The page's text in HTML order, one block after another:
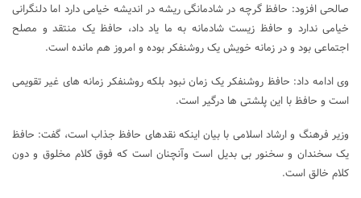
صالحی افزود: حافظ گرچه در شادمانگی ریشه در اندیشه خیامی دارد اما دلنگرانی
خیامی ندارد و حافظ زیست شادمانه به ما یاد داد، حافظ یک منتقد و مصلح
اجتماعی بود و در زمانه خویش یک روشنفکر بوده و امروز هم مانده است.
وی ادامه داد: حافظ روشنفکر یک زمان نبود بلکه روشنفکر زمانه های غیر تقویمی
است و حافظ با این پلشتی ها درگیر است.
وزیر فرهنگ و ارشاد اسلامی با بیان اینکه نقدهای حافظ جذاب است، گفت: حافظ
یک سخندان و سخنور بی بدیل است وآنچنان است که فوق کلام مخلوق و دون
کلام خالق است.